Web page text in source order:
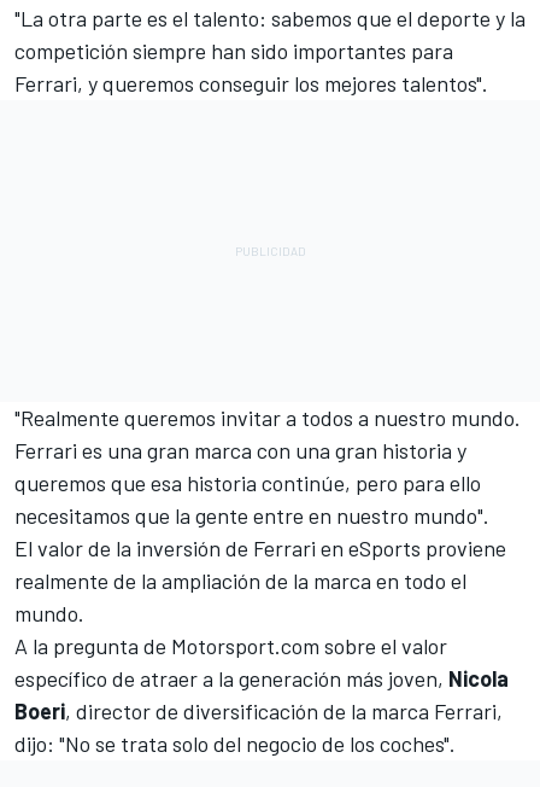
"La otra parte es el talento: sabemos que el deporte y la
competición siempre han sido importantes para
Ferrari, y queremos conseguir los mejores talentos".
"Realmente queremos invitar a todos a nuestro mundo.
Ferrari es una gran marca con una gran historia y
queremos que esa historia continúe, pero para ello
necesitamos que la gente entre en nuestro mundo".
El valor de la inversión de Ferrari en eSports proviene
realmente de la ampliación de la marca en todo el
mundo.
A la pregunta de Motorsport.com sobre el valor
específico de atraer a la generación más joven, Nicola
Boeri, director de diversificación de la marca Ferrari,
dijo: "No se trata solo del negocio de los coches".